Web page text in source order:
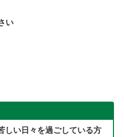
い
しい日々を過ごしている方